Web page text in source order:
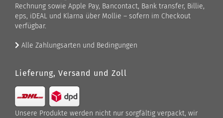
Rechnung sowie Apple Pay, Bancontact, Bank transfer, Billie,
eps, iDEAL und Klarna über Mollie – sofern im Checkout
verfügbar.
Alle Zahlungsarten und Bedingungen
Lieferung, Versand und Zoll
Unsere Produkte werden nicht nur sorgfältig verpackt, wir